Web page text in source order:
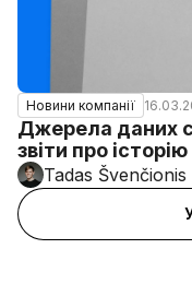
Новини компанії
Джерела даних
звіти про історію
Tadas Švenčionis